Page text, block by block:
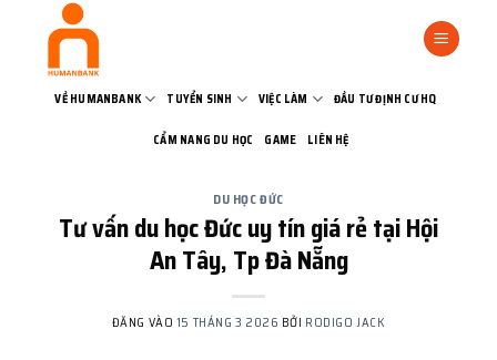
VỀ HUMANBANK TUYỂN SINH VIỆC LÀM ĐẦU TƯ ĐỊNH CƯ HQ
CẨM NANG DU HỌC GAME LIÊN HỆ
DU HỌC ĐỨC
Tư vấn du học Đức uy tín giá rẻ tại Hội
An Tây, Tp Đà Nẵng
ĐĂNG VÀO 15 THÁNG 3 2026 BỞI RODIGO JACK